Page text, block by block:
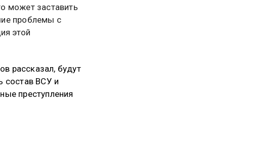
может заставить
проблемы с
этой